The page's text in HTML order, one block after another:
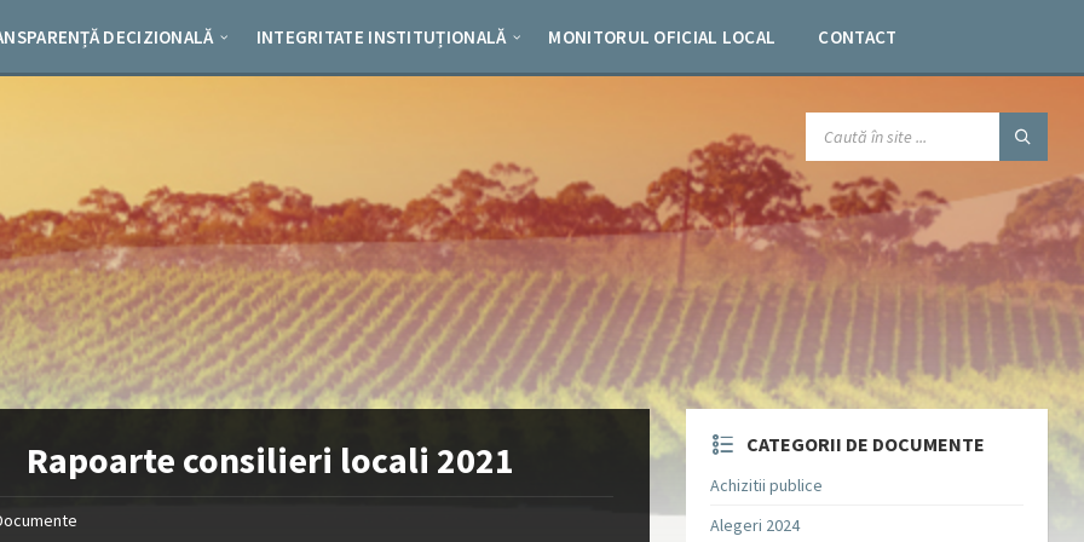
DECIZIONALĂ INTEGRITATE INSTITUȚIONALĂ MONITORUL OFICIAL LOCAL CONTACT
Rapoarte consilieri locali 2021 CATEGORII DE DOCUMENTE
Achizitii publice
Alegeri 2024